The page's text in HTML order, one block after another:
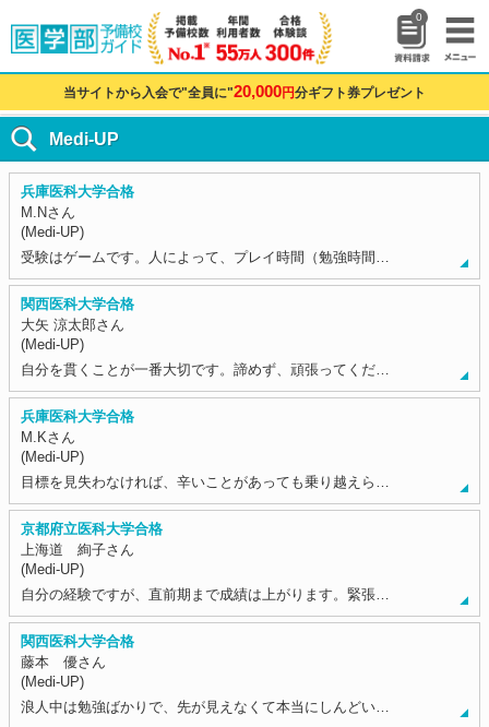
0
当サイトから入会で"全員に"20,000円分ギフト券プレゼント
Medi-UP
兵庫医科大学合格
M.Nさん
(Medi-UP)
受験はゲームです。人によって、プレイ時間（勉強時間…
関西医科大学合格
大矢 涼太郎さん
(Medi-UP)
自分を貫くことが一番大切です。諦めず、頑張ってくだ…
兵庫医科大学合格
M.Kさん
(Medi-UP)
目標を見失わなければ、辛いことがあっても乗り越えら…
京都府立医科大学合格
上海道 絢子さん
(Medi-UP)
自分の経験ですが、直前期まで成績は上がります。緊張…
関西医科大学合格
藤本 優さん
(Medi-UP)
浪人中は勉強ばかりで、先が見えなくて本当にしんどい…